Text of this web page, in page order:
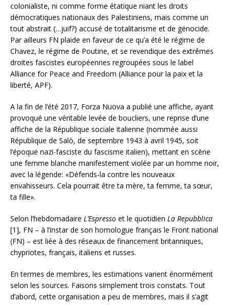
colonialiste, ni comme forme étatique niant les droits
démocratiques nationaux des Palestiniens, mais comme un
tout abstrait (…juif?) accusé de totalitarisme et de génocide.
Par ailleurs FN plaide en faveur de ce qu’a été le régime de
Chavez, le régime de Poutine, et se revendique des extrêmes
droites fascistes européennes regroupées sous le label
Alliance for Peace and Freedom (Alliance pour la paix et la
liberté, APF).
A la fin de l’été 2017, Forza Nuova a publié une affiche, ayant
provoqué une véritable levée de boucliers, une reprise d’une
affiche de la République sociale italienne (nommée aussi
République de Salò, de septembre 1943 à avril 1945, soit
l’époque nazi-fasciste du fascisme italien), mettant en scène
une femme blanche manifestement violée par un homme noir,
avec la légende: «Défends-la contre les nouveaux
envahisseurs. Cela pourrait être ta mère, ta femme, ta sœur,
ta fille».
Selon l’hebdomadaire L’Espresso et le quotidien La Repubblica
[1], FN – à l’instar de son homologue français le Front national
(FN) – est liée à des réseaux de financement britanniques,
chypriotes, français, italiens et russes.
En termes de membres, les estimations varient énormément
selon les sources. Faisons simplement trois constats. Tout
d’abord, cette organisation a peu de membres, mais il s’agit